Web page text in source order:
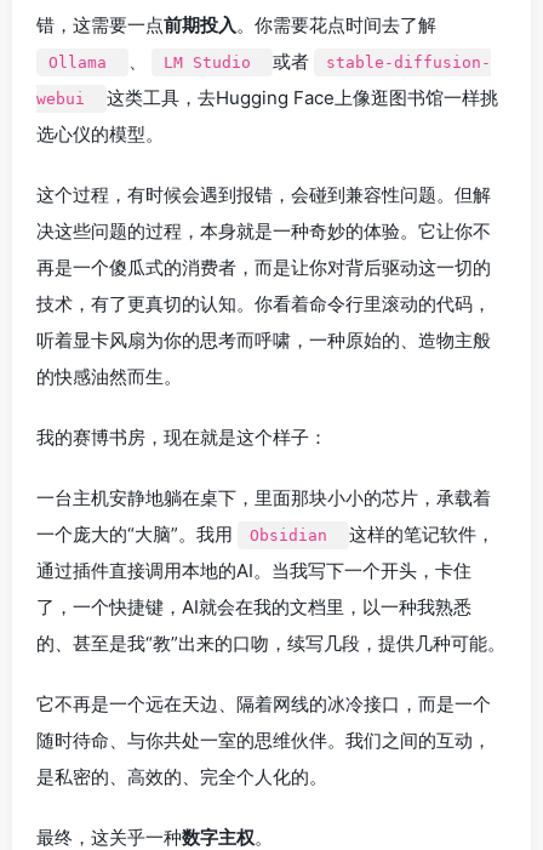
错，这需要一点前期投入 。你需要花点时间去了解
Ollama LM Studio 或者
stable-diffusion-
webui
这类工具，去Hugging Face上像逛图书馆一样挑
选心仪的模型。
这个过程，有时候会遇到报错，会碰到兼容性问题。但解
决这些问题的过程，本身就是一种奇妙的体验。它让你不
再是一个傻瓜式的消费者，而是让你对背后驱动这一切的
技术，有了更真切的认知。你看着命令行里滚动的代码，
听着显卡风扇为你的思考而呼啸，一种原始的、造物主般
的快感油然而生。
我的赛博书房，现在就是这个样子：
一台主机安静地躺在桌下，里面那块小小的芯片，承载着
一个庞大的“大脑”。我用
Obsidian
这样的笔记软件，
通过插件直接调用本地的AI。当我写下一个开头，卡住
了，一个快捷键，AI就会在我的文档里，以一种我熟悉
的、甚至是我“教”出来的口吻，续写几段，提供几种可能。
它不再是一个远在天边、隔着网线的冰冷接口，而是一个
随时待命、与你共处一室的思维伙伴。我们之间的互动，
是私密的、高效的、完全个人化的。
最终，这关乎一种数字主权。